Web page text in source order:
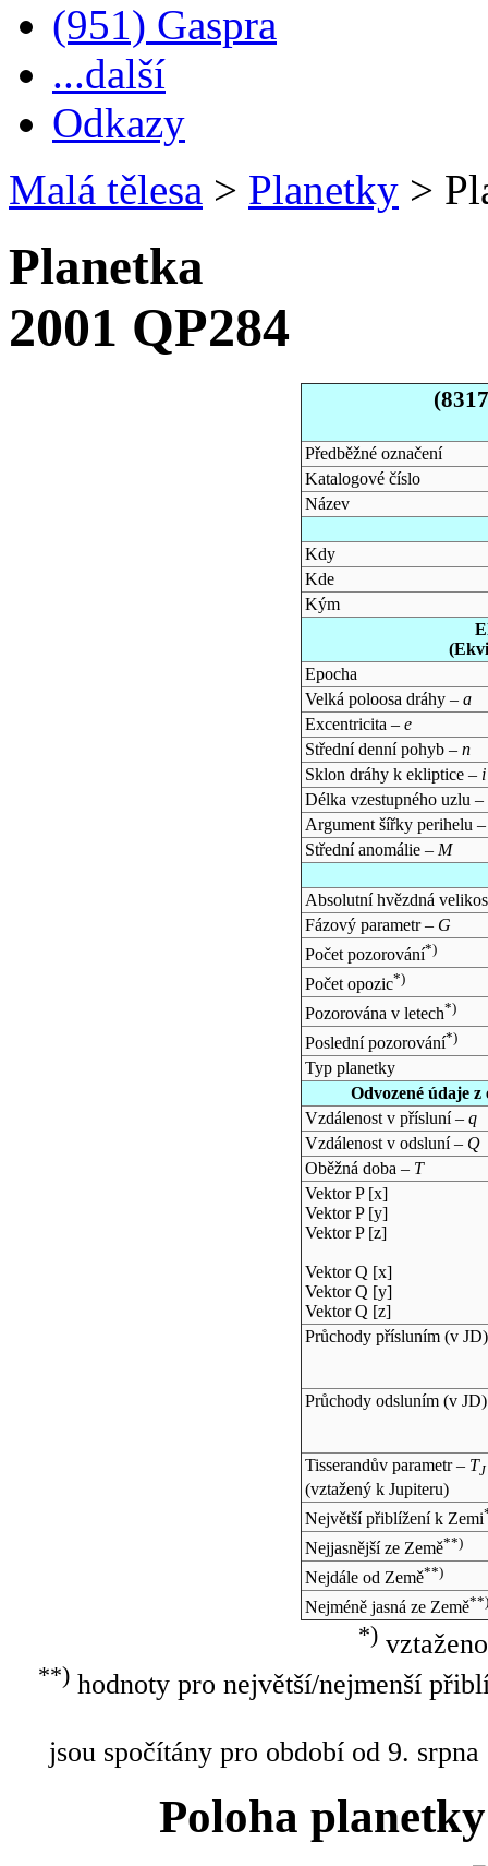
(951) Gaspra
...další
Odkazy
Malá tělesa > Planetky >
Planetka
2001 QP284
Předběžné označení
Katalogové číslo
Název
Kdy
Kde
Kým
Epocha
Velká poloosa dráhy – a
Excentricita – e
Střední denní pohyb – n
Sklon dráhy k ekliptice – i
Délka vzestupného uzlu –
Argument šířky perihelu
Střední anomálie – M
Absolutní hvězdná
Fázový parametr – G
Počet pozorování*)
Počet opozic*)
Pozorována v letech*)
Poslední pozorování*)
Typ planetky
Odvozené údaje
Vzdálenost v přísluní – q
Vzdálenost v odsluní – Q
Oběžná doba – T
Vektor P [x]
Vektor P [y]
Vektor P [z]
Vektor Q [x]
Vektor Q [y]
Vektor Q [z]
Průchody přísluním (v JD)
Průchody odsluním (v JD)
Tisserandův parametr – TJ
(vztažený k Jupiteru)
Největší přiblížení k Zemi
Nejjasnější ze Země**)
Nejdále od Země**)
Nejméně jasná ze Země**)
*)
**)hodnoty pro největší/nejmenší
jsou spočítány pro období od 9.
Poloha